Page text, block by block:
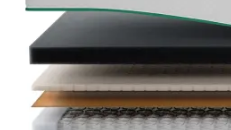
Topmadrasser 90x200
Topmadrasser 80x200
Se flere størrelser
Latex topmadrasser
Latex topmadrasser 180x210
Latex topmadrasser 180x200
Latex topmadrasser 160x200
Latex topmadrasser 140x200
Latex topmadrasser 120x200
Latex topmadrasser 90x200
Latex topmadrasser 80x200
Se flere størrelser
Memoryskum topmadrasser
Memoryskum topmadrasser 180x210